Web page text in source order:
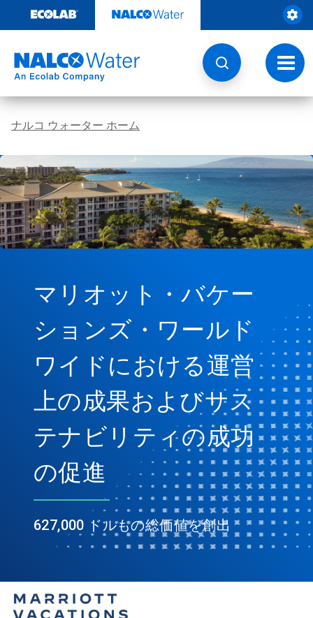
テ
る
ト
グ
ル
ナ
ン
ナルコ ウォーター ホーム
マリオット・バケー
ションズ・ワールド
ワイドにおける運営
上の成果およびサス
テナビリティの成功
の促進
627,000 ドルもの総価値を創出